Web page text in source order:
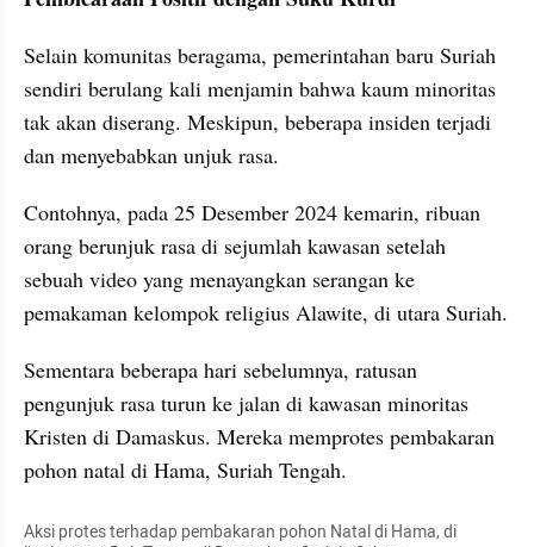
Selain komunitas beragama, pemerintahan baru Suriah
sendiri berulang kali menjamin bahwa kaum minoritas
tak akan diserang. Meskipun, beberapa insiden terjadi
dan menyebabkan unjuk rasa.
Contohnya, pada 25 Desember 2024 kemarin, ribuan
orang berunjuk rasa di sejumlah kawasan setelah
sebuah video yang menayangkan serangan ke
Sementara beberapa hari sebelumnya, ratusan
pengunjuk rasa turun ke jalan di kawasan minoritas
Kristen di Damaskus. Mereka memprotes pembakaran
pohon natal di Hama, Suriah Tengah.
Aksi protes terhadap pembakaran pohon Natal di Hama, di